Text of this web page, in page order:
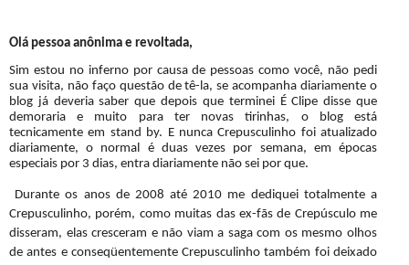
Olá pessoa anônima e revoltada,
Sim estou no inferno por causa de pessoas como você, não pedi
sua visita, não faço questão de tê-la, se acompanha diariamente o
blog já deveria saber que depois que terminei É Clipe disse que
demoraria e muito para ter novas tirinhas, o blog está
tecnicamente em stand by. E nunca Crepusculinho foi atualizado
diariamente, o normal é duas vezes por semana, em épocas
especiais por 3 dias, entra diariamente não sei por que.
Durante os anos de 2008 até 2010 me dediquei totalmente a
Crepusculinho, porém, como muitas das ex-fãs de Crepúsculo me
disseram, elas cresceram e não viam a saga com os mesmo olhos
de antes e conseqüentemente Crepusculinho também foi deixado